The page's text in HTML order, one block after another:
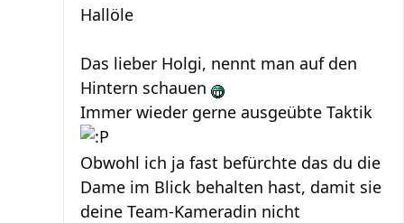
Hallöle
Das lieber Holgi, nennt man auf den
Hintern schauen
Immer wieder gerne ausgeübte Taktik
Obwohl ich ja fast befürchte das du die
Dame im Blick behalten hast, damit sie
deine Team-Kameradin nicht